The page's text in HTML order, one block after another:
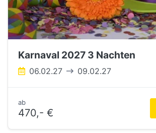
Karnaval 2027 3 Nachten
06.02.27 09.02.27
ab
470,- €